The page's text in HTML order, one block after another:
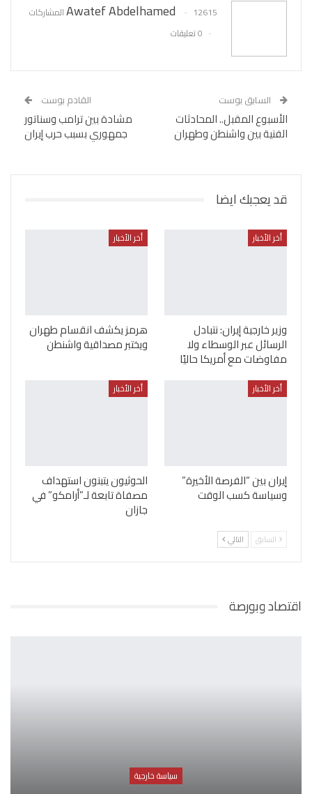
Awatef Abdelhamed
12615 المشاركات
0 تعليقات
السابق بوست
الأسبوع المقبل.. المحادثات
الفنية بين واشنطن وطهران
القادم بوست
مشادة بين ترامب وسناتور
جمهوري بسبب حرب إيران
قد يعجبك ايضا
أخر الأخبار
وزير خارجية إيران: نتبادل
الرسائل عبر الوسطاء ولا
مفاوضات مع أمريكا حاليًا
أخر الأخبار
هرمز يكشف انقسام طهران
ويختبر مصداقية واشنطن
أخر الأخبار
إيران بين “الفرصة الأخيرة”
وسياسة كسب الوقت
أخر الأخبار
الحوثيون يتبنون استهداف
مصفاة تابعة لـ”أرامكو” في
جازان
السابق التالي
اقتصاد وبورصة
سياسة خارجية